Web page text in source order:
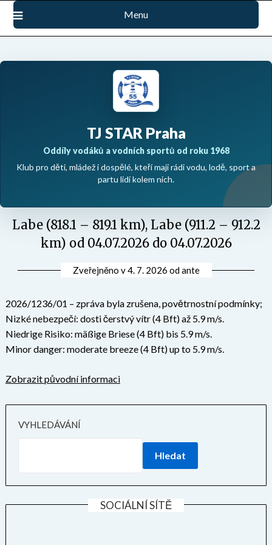
Přejdi
obsah
Menu
TJ STAR Praha
Oddíly vodáků a vodních sportů od roku 1968
Klub pro děti, mládež i dospělé, kteří mají rádi vodu, lodě, sport a
partu lidí kolem nich.
Labe (818.1 – 819.1 km), Labe (911.2 – 912.2
km) od 04.07.2026 do 04.07.2026
Zveřejněno v4. 7. 2026 odante
2026/1236/01 – zpráva byla zrušena, povětrnostní podmínky;
Nizké nebezpečí: dosti čerstvý vítr (4 Bft) až 5.9 m/s.
Niedrige Risiko: mäßige Briese (4 Bft) bis 5.9 m/s.
Minor danger: moderate breeze (4 Bft) up to 5.9 m/s.
Zobrazit původní informaci
VYHLEDÁVÁNÍ
Hledat
SOCIÁLNÍ SÍTĚ